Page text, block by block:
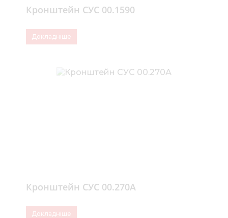
Кронштейн СУС 00.1590
Докладніше
Кронштейн СУС 00.270А
Докладніше